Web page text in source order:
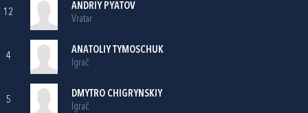
12
ANDRIY PYATOV
Vratar
4
ANATOLIY TYMOSCHUK
Igrač
5
DMYTRO CHIGRYNSKIY
Igrač